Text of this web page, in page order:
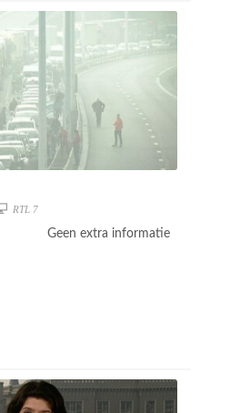
RTL 7
Geen extra informatie